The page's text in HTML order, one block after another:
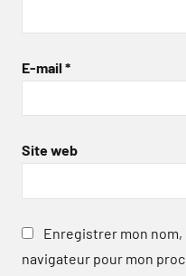
E-mail *
Site web
Enregistrer mon
navigateur pour mon